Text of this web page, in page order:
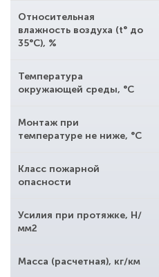
Относительная
влажность воздуха (t° до
35°С), %
Температура
окружающей среды, °С
Монтаж при
температуре не ниже, °С
Класс пожарной
опасности
Усилия при протяжке, Н/
мм2
Масса (расчетная), кг/км